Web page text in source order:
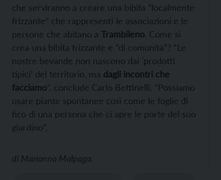
che serviranno a creare una bibita “localmente
frizzante” che rappresenti le associazioni e le
persone che abitano a Trambileno. Come si
crea una bibita frizzante e “di comunità”? “Le
nostre bevande non nascono dai ‘prodotti
tipici’ del territorio, ma dagli incontri che
facciamo”, conclude Carlo Bettinelli. “Possiamo
usare piante spontanee così come le foglie di
fico di una persona che ci apre le porte del suo
giardino”.
di Marianna Malpaga